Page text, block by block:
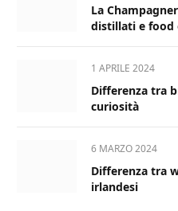
La
distillati e food
1 APRILE 2024
Differenza tra
curiosità
6 MARZO 2024
Differenza tra
irlandesi